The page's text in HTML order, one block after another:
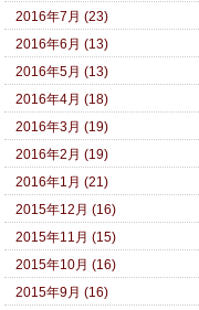
2016年7月 (23)
2016年6月 (13)
2016年5月 (13)
2016年4月 (18)
2016年3月 (19)
2016年2月 (19)
2016年1月 (21)
2015年12月 (16)
2015年11月 (15)
2015年10月 (16)
2015年9月 (16)